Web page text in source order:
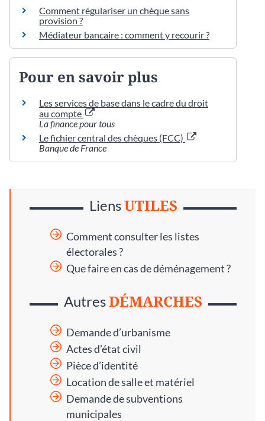
Comment régulariser un chèque sans
provision ?
Médiateur bancaire : comment y recourir ?
Pour en savoir plus
Les services de base dans le cadre du droit
au compte
La finance pour tous
Le fichier central des chèques (FCC)
Banque de France
LiensUTILES
Comment consulter les listes
électorales ?
Que faire en cas de déménagement ?
AutresDÉMARCHES
Demande d’urbanisme
Actes d’état civil
Pièce d’identité
Location de salle et matériel
Demande de subventions
municipales